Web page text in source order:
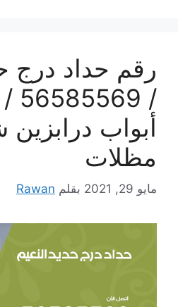
رقم حداد درج
/
أبواب درابزين
مظلات
مايو 29, 2021 بقلم Rawan